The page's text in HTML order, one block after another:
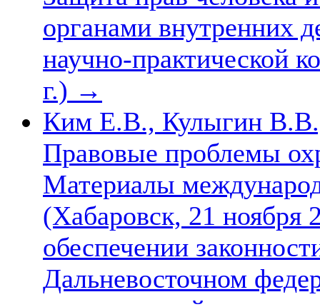
органами внутренних
научно-практической
г.) →
Ким Е.В., Кулыгин
Правовые проблемы
Материалы
(Хабаровск, 21 ноября
обеспечении
Дальневосточном